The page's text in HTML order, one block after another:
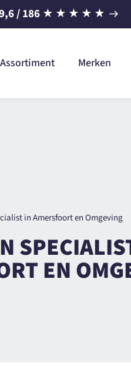
/ 186 ★ ★ ★ ★ ★
Assortiment Merken
in Amersfoort en Omgeving
EN